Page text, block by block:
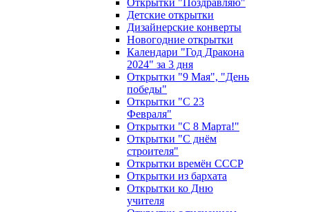
Детские открытки
Дизайнерские конверты
Новогодние открытки
Календари "Год Дракона
2024" за 3 дня
Открытки "9 Мая", "День
победы"
Открытки "С 23
Февраля"
Открытки "С 8 Марта!"
Открытки "С днём
строителя"
Открытки времён СССР
Открытки из бархата
Открытки ко Дню
учителя